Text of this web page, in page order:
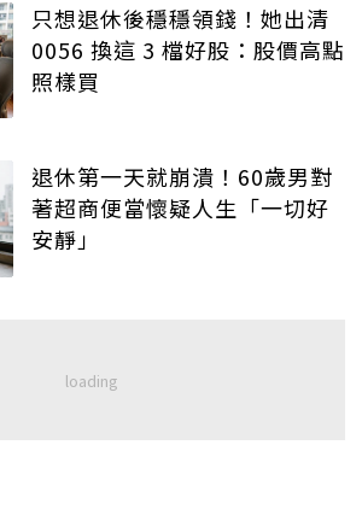
只想退休後穩穩領錢！她出清
0056 換這 3 檔好股：股價高點
照樣買
退休第一天就崩潰！60歲男對
著超商便當懷疑人生「一切好
安靜」